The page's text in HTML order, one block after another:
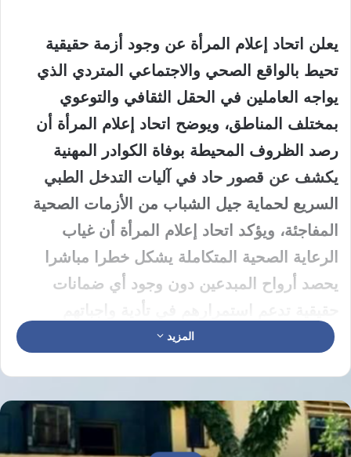
يعلن اتحاد إعلام المرأة عن وجود أزمة حقيقية
تحيط بالواقع الصحي والاجتماعي المتردي الذي
يواجه العاملين في الحقل الثقافي والتوعوي
بمختلف المناطق، ويوضح اتحاد إعلام المرأة أن
رصد الظروف المحيطة بوفاة الكوادر المهنية
يكشف عن قصور حاد في آليات التدخل الطبي
السريع لحماية جيل الشباب من الأزمات الصحية
المفاجئة، ويؤكد اتحاد إعلام المرأة أن غياب
الرعاية الصحية المتكاملة يشكل خطرا مباشرا
يحصد أرواح المبدعين دون وجود أي ضمانات
المجتمعية بسلامة وأمان.
يشير اتحاد إعلام المرأة إلى أن وفاة الراحلة دعاء
خالد سلو المنحدرة من مدينة الدرباسية التابعة
للحسكة يعكس حجم الضغوط الهائلة التي يتعرض
المزيد